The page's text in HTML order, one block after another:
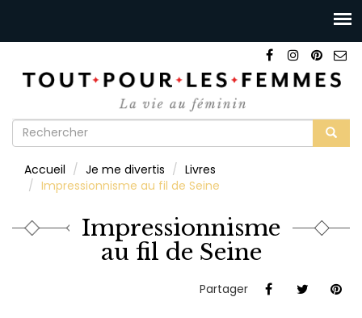
Formulaire
recherche
Accueil Je me divertis
Livres
Impressionnisme au fil de Seine
Impressionnisme
au fil de Seine
Partager